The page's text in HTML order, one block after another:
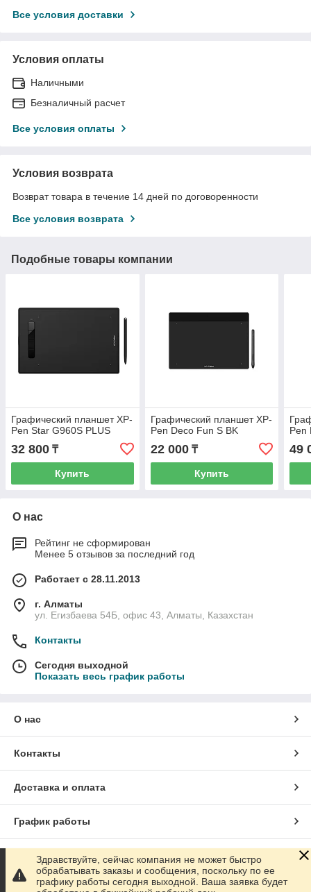
Все условия доставки
Условия оплаты
Наличными
Безналичный расчет
Все условия оплаты
Условия возврата
Возврат товара в течение 14 дней по договоренности
Все условия возврата
Подобные товары компании
Графический планшет XP-
Pen Star G960S PLUS
32 800 ₸
Купить
Графический планшет XP-
Pen Deco Fun S BK
22 000₸
Купить
Pen
49
О нас
Рейтинг не сформирован
Менее 5 отзывов за последний год
Работает с 28.11.2013
г. Алматы
ул. Егизбаева 54Б, офис 43, Алматы, Казахстан
Контакты
Сегодня выходной
Показать весь график работы
О нас
Контакты
Доставка и оплата
График работы
Полная версия сайта
Сайт создан на маркетплейсеSatu.kz
Здравствуйте, сейчас компания не может быстро
обрабатывать заказы и сообщения, поскольку по ее
графику работы сегодня выходной. Ваша заявка будет